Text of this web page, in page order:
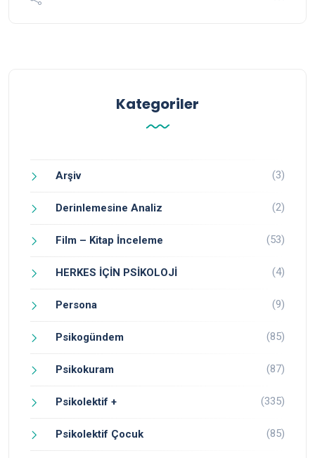
Kategoriler
Arşiv (3)
Derinlemesine Analiz (2)
Film – Kitap İnceleme (53)
HERKES İÇİN PSİKOLOJİ (4)
Persona (9)
Psikogündem (85)
Psikokuram (87)
Psikolektif + (335)
Psikolektif Çocuk (85)